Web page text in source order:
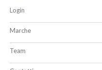
Login
Marche
Team